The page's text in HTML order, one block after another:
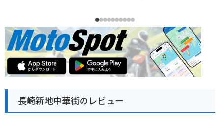
長崎新地中華街のレビュー